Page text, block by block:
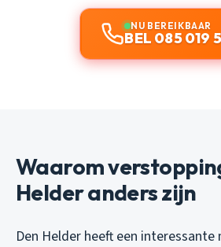
NU BEREIKBAAR
BEL 085 019
Waarom
Helder anders zijn
Den Helder heeft een interessante